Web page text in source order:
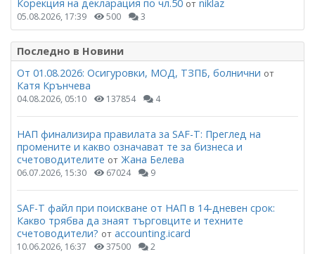
Корекция на декларация по чл.50 от niklaz
05.08.2026, 17:39 500 3
Последно в Новини
От 01.08.2026: Осигуровки, МОД, ТЗПБ, болнични от
Катя Крънчева
04.08.2026, 05:10 137854 4
НАП финализира правилата за SAF-T: Преглед на
промените и какво означават те за бизнеса и
счетоводителите от Жана Белева
06.07.2026, 15:30 67024 9
SAF-T файл при поискване от НАП в 14-дневен срок:
Какво трябва да знаят търговците и техните
счетоводители? от accounting.icard
10.06.2026, 16:37 37500 2